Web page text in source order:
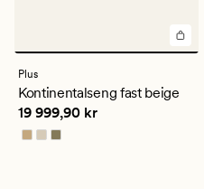
Plus
Kontinentalseng fast beige
Pris 19 999,90 kr
19 999,90 kr